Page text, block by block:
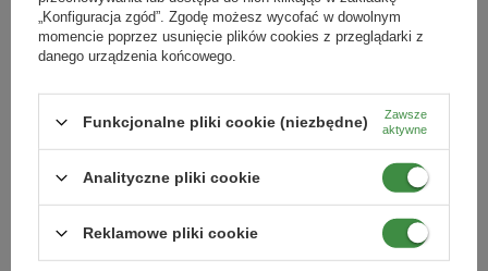
Record 3 szt.
9,89 zł
Kanna Angel Martin - 1 szt.
14,29 zł
„Konfiguracja zgód”. Zgodę możesz wycofać w dowolnym
momencie poprzez usunięcie plików cookies z przeglądarki z
danego urządzenia końcowego.
Funkcjonalne pliki cookie (niezbędne)
Zawsze
aktywne
Analityczne pliki cookie
Reklamowe pliki cookie